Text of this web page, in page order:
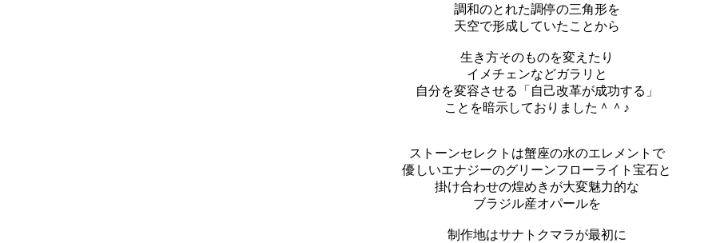
調和のとれた調停の三角形を
天空で形成していたことから
生き方そのものを変えたり
イメチェンなどガラリと
自分を変容させる「自己改革が成功する」
ことを暗示しておりました＾＾♪
ストーンセレクトは蟹座の水のエレメントで
優しいエナジーのグリーンフローライト宝石と
掛け合わせの煌めきが大変魅力的な
ブラジル産オパールを
制作地はサナトクマラが最初に